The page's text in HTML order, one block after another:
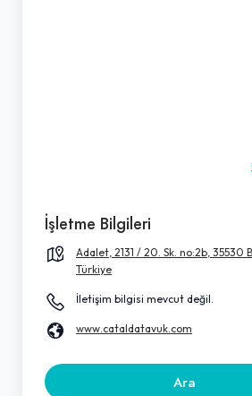
İşletme Bilgileri
Adalet, 2131 / 20. Sk. no:2b, 35530
Türkiye
İletişim bilgisi mevcut değil.
www.cataldatavuk.com
Ara